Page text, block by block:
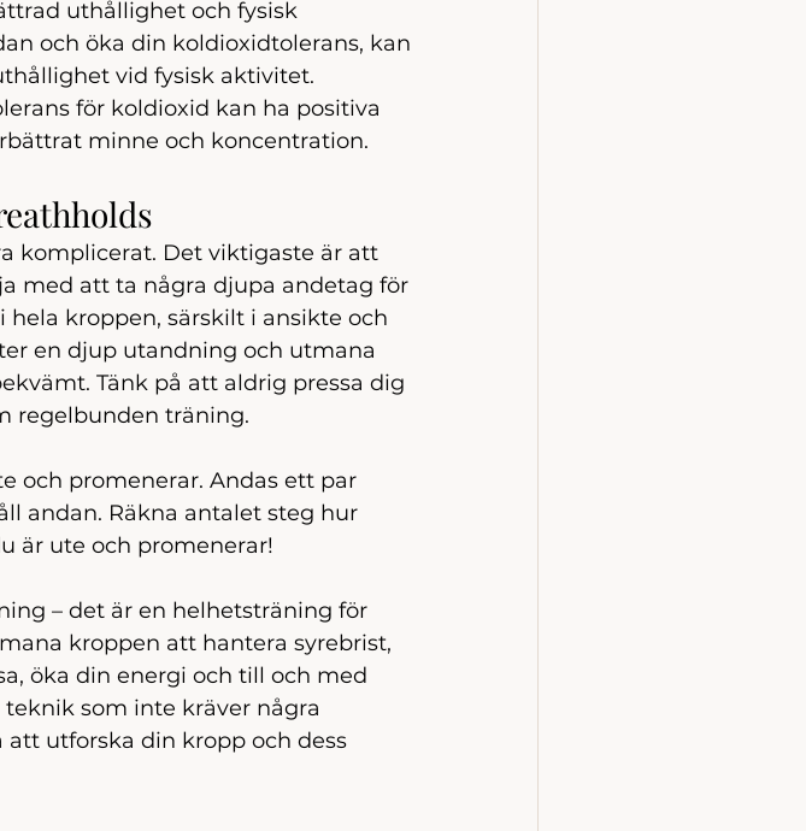
uthållighet och fysisk
och öka din koldioxidtolerans, kan
vid fysisk aktivitet.
för koldioxid kan ha positiva
minne och koncentration.
komplicerat. Det viktigaste är att
med att ta några djupa andetag för
kroppen, särskilt i ansikte och
en djup utandning och utmana
Tänk på att aldrig pressa dig
regelbunden träning.
och promenerar. Andas ett par
andan. Räkna antalet steg hur
är ute och promenerar!
– det är en helhetsträning för
kroppen att hantera syrebrist,
öka din energi och till och med
som inte kräver några
utforska din kropp och dess